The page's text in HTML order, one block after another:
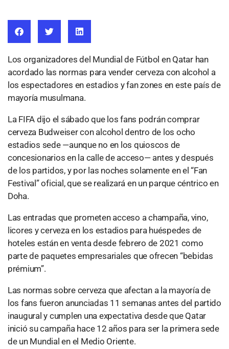
Los organizadores del Mundial de Fútbol en Qatar han
acordado las normas para vender cerveza con alcohol a
los espectadores en estadios y fan zones en este país de
mayoría musulmana.
La FIFA dijo el sábado que los fans podrán comprar
cerveza Budweiser con alcohol dentro de los ocho
estadios sede —aunque no en los quioscos de
concesionarios en la calle de acceso— antes y después
de los partidos, y por las noches solamente en el “Fan
Festival” oficial, que se realizará en un parque céntrico en
Doha.
Las entradas que prometen acceso a champaña, vino,
licores y cerveza en los estadios para huéspedes de
hoteles están en venta desde febrero de 2021 como
parte de paquetes empresariales que ofrecen “bebidas
prémium”.
Las normas sobre cerveza que afectan a la mayoría de
los fans fueron anunciadas 11 semanas antes del partido
inaugural y cumplen una expectativa desde que Qatar
inició su campaña hace 12 años para ser la primera sede
de un Mundial en el Medio Oriente.